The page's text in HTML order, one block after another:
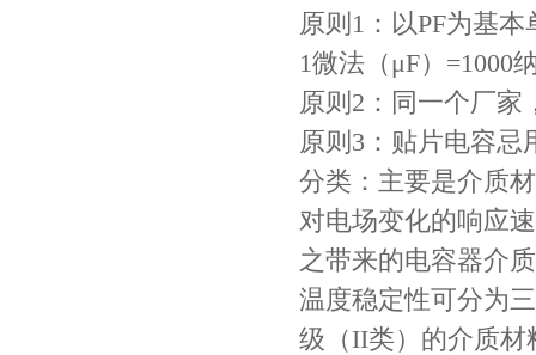
原则1：以PF为基本
1微法（μF）=1000
原则2：同一个厂
原则3：贴片电容
分类：主要是介质
对电场变化的响应
之带来的电容器介
温度稳定性可分为
级（II类）的介质材